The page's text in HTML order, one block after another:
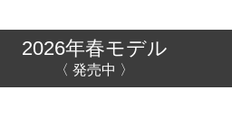
2026年春モデル
〈 発売中 〉